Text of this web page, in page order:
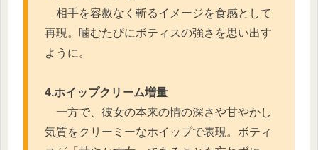
相手を容赦なく斬るイメージを食感として
再現。噛むたびにボティスの強さを思い出す
ように。
4.ホイップクリーム増量
一方で、彼女の本来の情の深さや甘やかし
気質をクリーミーなホイップで表現。ボティ